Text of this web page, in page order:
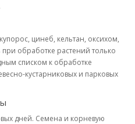
цинеб, кельтан, оксихом,
обработке растений только
списком к обработке
кустарниковых и парковых
дней. Семена и корневую